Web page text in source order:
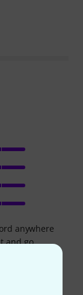
anywhere
and go
supply
sound.